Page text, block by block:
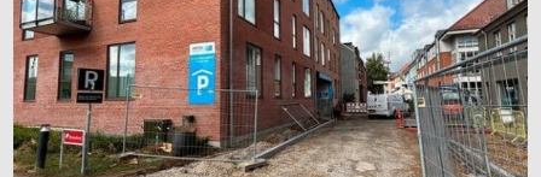
Jeg vil gerne modtage et nyhedsoverblik, samt
relevante tilbud og brugerfordele på mail. Det er altid
muligt at afmelde.Privatlivspolitik.